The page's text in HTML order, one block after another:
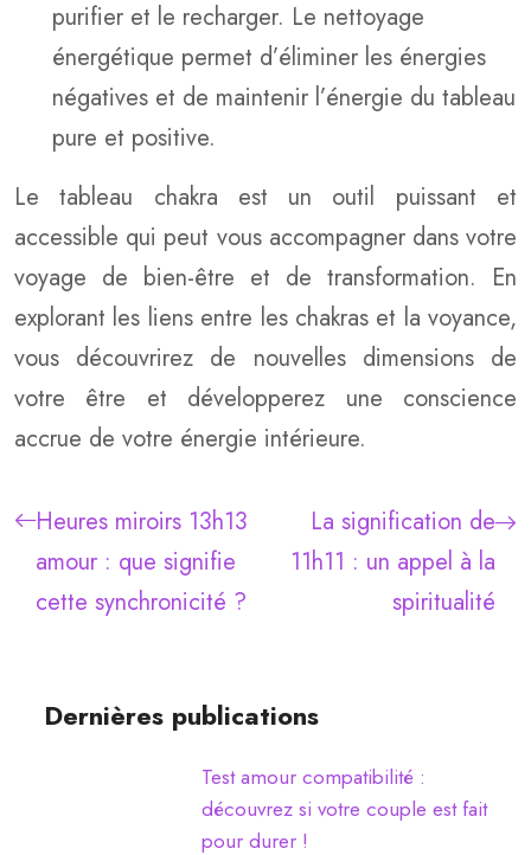
purifier et le recharger. Le nettoyage
énergétique permet d’éliminer les énergies
négatives et de maintenir l’énergie du tableau
pure et positive.
Le tableau chakra est un outil puissant et
accessible qui peut vous accompagner dans votre
voyage de bien-être et de transformation. En
explorant les liens entre les chakras et la voyance,
vous découvrirez de nouvelles dimensions de
votre être et développerez une conscience
accrue de votre énergie intérieure.
Heures miroirs 13h13
amour : que signifie
cette synchronicité ?
La signification de
11h11 : un appel à la
spiritualité
Dernières publications
Test amour compatibilité :
découvrez si votre couple est fait
pour durer !